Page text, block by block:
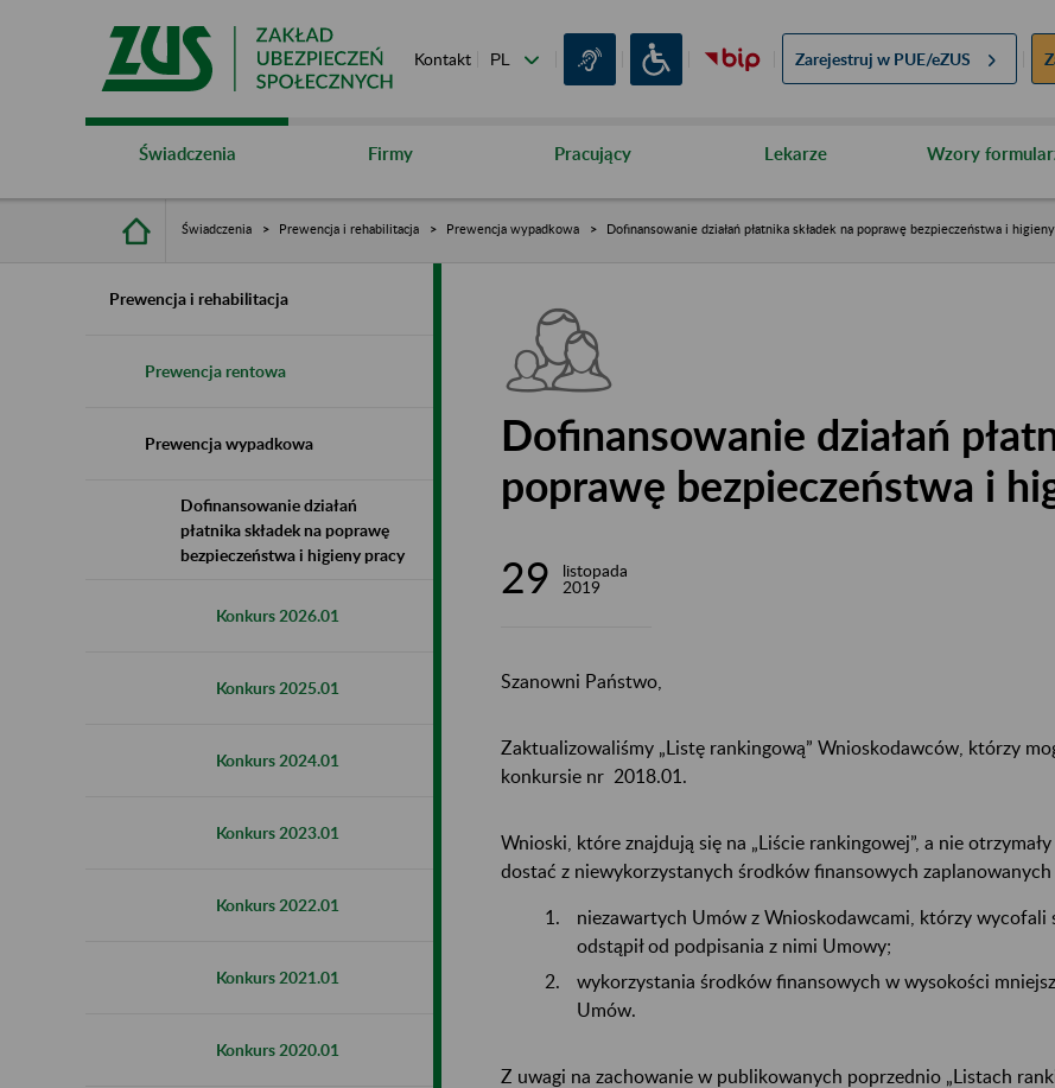
Kontakt Zarejestruj w PUE/eZUS
Świadczenia Firmy Pracujący Lekarze Wzory
Świadczenia Prewencja i rehabilitacja Prewencja wypadkowa Dofinansowanie działań płatnika składek na poprawę bezpieczeństwa i
Prewencja i rehabilitacja
Prewencja rentowa
Prewencja wypadkowa
Dofinansowanie działań
płatnika składek na poprawę
bezpieczeństwa i higieny pracy
Konkurs 2026.01
Konkurs 2025.01
Konkurs 2024.01
Konkurs 2023.01
Konkurs 2022.01
Konkurs 2021.01
Konkurs 2020.01
Dofinansowanie działań
poprawę bezpieczeństwa i
29
listopada
2019
Szanowni Państwo,
Zaktualizowaliśmy „Listę rankingową” Wnioskodawców, którzy
konkursie nr 2018.01.
Wnioski, które znajdują się na „Liście rankingowej”, a nie
dostać z niewykorzystanych środków finansowych
niezawartych Umów z Wnioskodawcami, którzy wycofali
odstąpił od podpisania z nimi Umowy;
wykorzystania środków finansowych w wysokości
Umów.
Z uwagi na zachowanie w publikowanych poprzednio „Listach